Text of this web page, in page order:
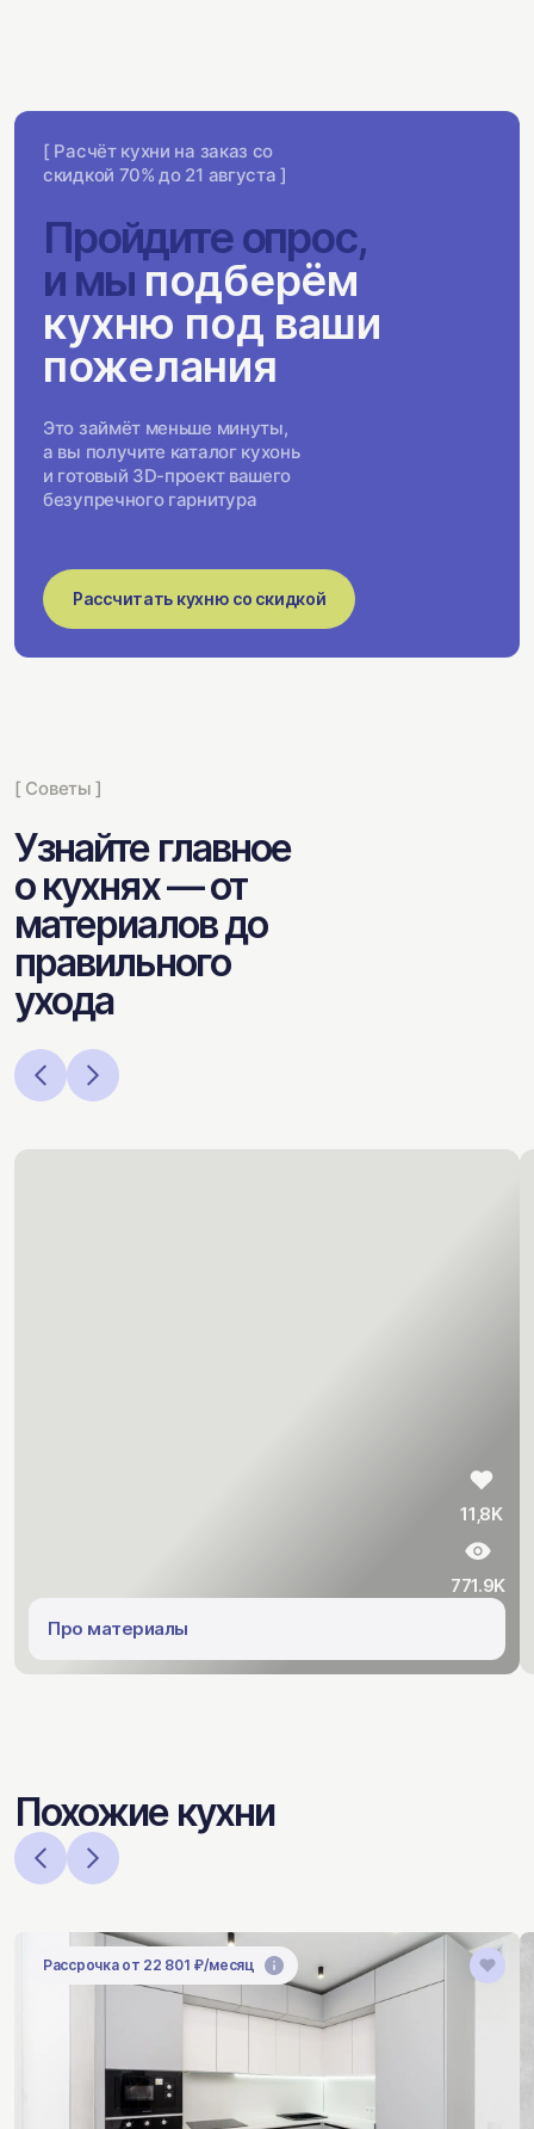
[ Расчёт кухни на заказ со
скидкой 70% до 21 августа ]
Пройдите опрос,
и мыподберём
кухню под ваши
пожелания
Это займёт меньше минуты,
а вы получите каталог кухонь
и готовый 3D-проект вашего
безупречного гарнитура
Рассчитать кухню со скидкой
[ Советы ]
Узнайте главное
о кухнях — от
материалов до
правильного
ухода
11,8K
771.9K
Про материалы
Похожие кухни
Рассрочка от 22 801 ₽/месяц